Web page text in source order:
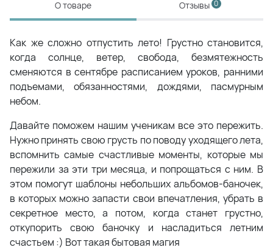
О товаре Отзывы 0
Как же сложно отпустить лето! Грустно становится,
когда солнце, ветер, свобода, безмятежность
сменяются в сентябре расписанием уроков, ранними
подъемами, обязанностями, дождями, пасмурным
небом.
Давайте поможем нашим ученикам все это пережить.
Нужно принять свою грусть по поводу уходящего лета,
вспомнить самые счастливые моменты, которые мы
пережили за эти три месяца, и попрощаться с ним. В
этом помогут шаблоны небольших альбомов-баночек,
в которых можно запасти свои впечатления, убрать в
секретное место, а потом, когда станет грустно,
откупорить свою баночку и насладиться летним
счастьем :) Вот такая бытовая магия